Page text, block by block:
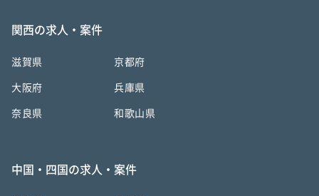
関西の求人・案件
滋賀県 京都府
大阪府 兵庫県
奈良県 和歌山県
中国・四国の求人・案件